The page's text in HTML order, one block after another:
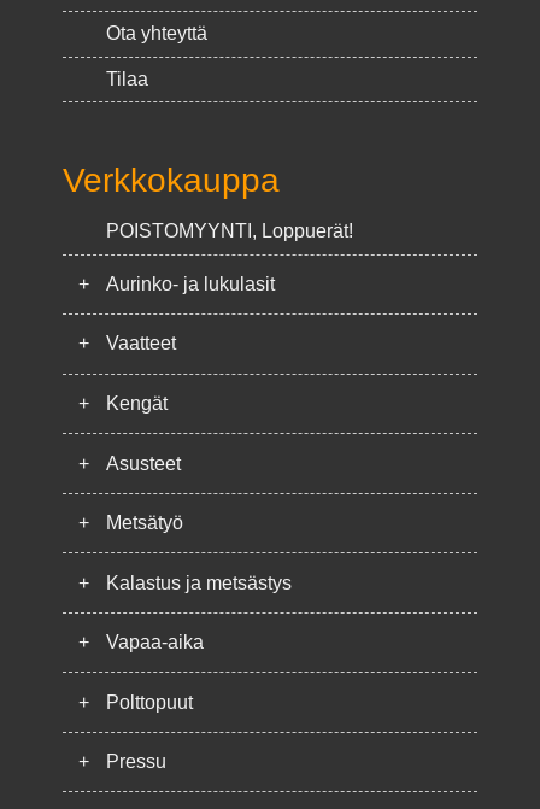
Ota yhteyttä
Tilaa
Verkkokauppa
POISTOMYYNTI, Loppuerät!
+ Aurinko- ja lukulasit
+ Vaatteet
+ Kengät
+ Asusteet
+ Metsätyö
+ Kalastus ja metsästys
+ Vapaa-aika
+ Polttopuut
+ Pressu